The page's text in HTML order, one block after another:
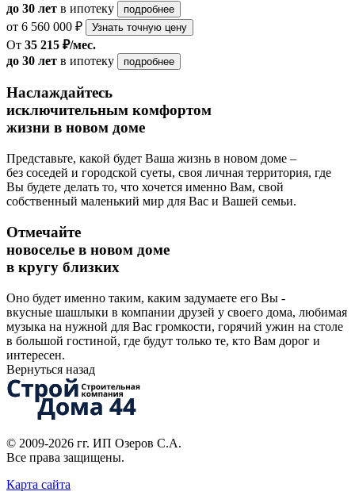
до 30 лет в ипотеку подробнее
от 6 560 000 ₽ Узнать точную цену
От 35 215 ₽/мес.
до 30 лет в ипотеку подробнее
Наслаждайтесь
исключительным комфортом
жизни в новом доме
Представьте, какой будет Ваша жизнь в новом доме –
без соседей и городской суеты, своя личная территория, где
Вы будете делать то, что хочется именно Вам, свой
собственный маленький мир для Вас и Вашей семьи.
Отмечайте
новоселье в новом доме
в кругу близких
Оно будет именно таким, каким задумаете его Вы -
вкусные шашлыки в компании друзей у своего дома, любимая
музыка на нужной для Вас громкости, горячий ужин на столе
в большой гостиной, где будут только те, кто Вам дорог и
интересен.
Вернуться назад
© 2009-2026 гг. ИП Озеров С.А.
Все права защищены.
Карта сайта